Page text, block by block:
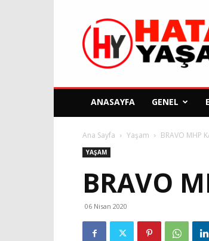
Hatay
Yaşam
Gazetesi
ANASAYFA GENEL
Ana Sayfa Yaşam BRAVO MHP
YAŞAM
BRAVO
06 Nisan 2020